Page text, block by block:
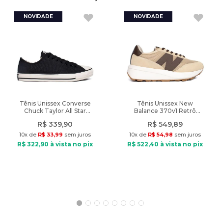
Características:
Tipo de blusa: Manga Curta
Composição: Poliéster e elastano
Tipo de tecido: Malha
Gola: Careca
Fechamento: Sem fechamento
Diferencial: feita em malha plissada com leve brilho
Tênis Unissex Converse
Chuck Taylor All Star
R$ 339,90
10x de R$ 33,99 sem juros
R$ 322,90 à vista no pix
Tênis Unissex New
Balance 370v1 Retrô
R$ 549,89
10x de R$ 54,98 sem juros
R$ 522,40 à vista no pix